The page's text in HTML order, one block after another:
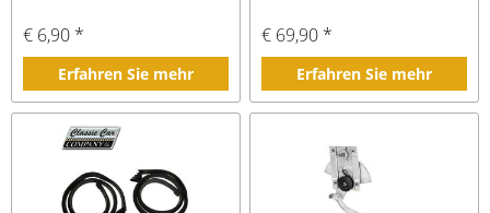
€ 6,90 *
Erfahren Sie mehr
€ 69,90 *
Erfahren Sie mehr